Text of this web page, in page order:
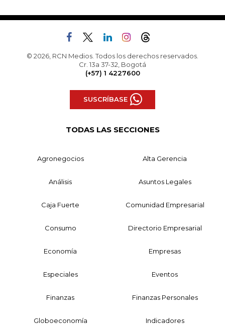
© 2026, RCN Medios. Todos los derechos reservados.
Cr. 13a 37-32, Bogotá
(+57) 1 4227600
SUSCRÍBASE
TODAS LAS SECCIONES
Agronegocios Alta Gerencia
Análisis Asuntos Legales
Caja Fuerte Comunidad Empresarial
Consumo Directorio Empresarial
Economía Empresas
Especiales Eventos
Finanzas Finanzas Personales
Globoeconomía Indicadores